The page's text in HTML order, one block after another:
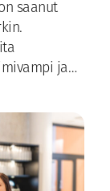
saanut
ja…